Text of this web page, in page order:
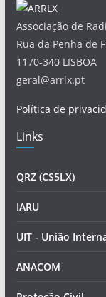
Associação de
Rua da Penha de
1170-340 LISBOA
geral@arrlx.pt
Política de
Links
QRZ (CS5LX)
IARU
UIT - União
ANACOM